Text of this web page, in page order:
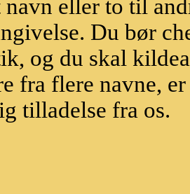
eller to til
Du bør
og du skal
fra flere navne,
tilladelse fra os.